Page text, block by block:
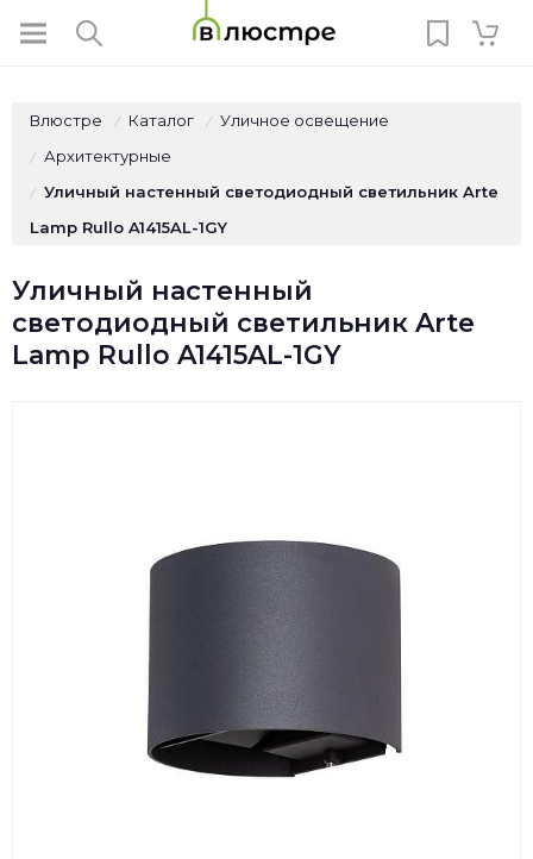
Влюстре / Каталог / Уличное освещение
/ Архитектурные
/
Уличный настенный светодиодный светильник Arte
Lamp Rullo A1415AL-1GY
Уличный настенный
светодиодный светильник Arte
Lamp Rullo A1415AL-1GY